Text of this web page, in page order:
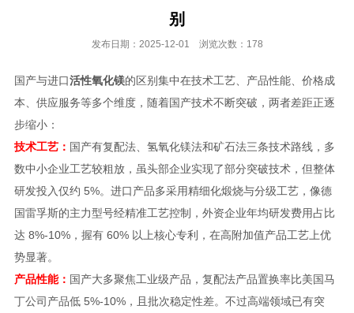
别
发布日期：2025-12-01 浏览次数：178
国产与进口活性氧化镁的区别集中在技术工艺、产品性能、价格成
本、供应服务等多个维度，随着国产技术不断突破，两者差距正逐
步缩小：
技术工艺： 国产有复配法、氢氧化镁法和矿石法三条技术路线，多
数中小企业工艺较粗放，虽头部企业实现了部分突破技术，但整体
研发投入仅约 5%。进口产品多采用精细化煅烧与分级工艺，像德
国雷孚斯的主力型号经精准工艺控制，外资企业年均研发费用占比
达 8%-10%，握有 60% 以上核心专利，在高附加值产品工艺上优
势显著。
产品性能： 国产大多聚焦工业级产品，复配法产品置换率比美国马
丁公司产品低 5%-10%，且批次稳定性差。不过高端领域已有突